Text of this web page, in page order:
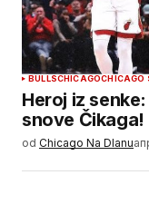
BULLSCHICAGOCHICAGO
Heroj iz
snove Čikaga!
od Chicago Na Dlanu